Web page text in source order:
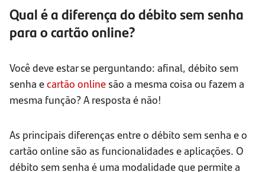
Qual é a diferença do débito sem senha
para o cartão online?
Você deve estar se perguntando: afinal, débito sem
senha ecartão online são a mesma coisa ou fazem a
mesma função? A resposta é não!
As principais diferenças entre o débito sem senha e o
cartão online são as funcionalidades e aplicações. O
débito sem senha é uma modalidade que permite a